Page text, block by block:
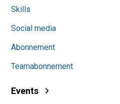
Skills
Social media
Abonnement
Teamabonnement
Events